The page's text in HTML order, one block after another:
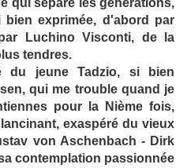
qui sépare les générations,
exprimée, d'abord par
Luchino Visconti, de la
tendres.
du jeune Tadzio, si bien
qui me trouble quand je
pour la Nième fois,
exaspéré du vieux
von Aschenbach - Dirk
contemplation passionnée